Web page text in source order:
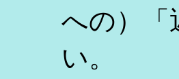
への）「
い。